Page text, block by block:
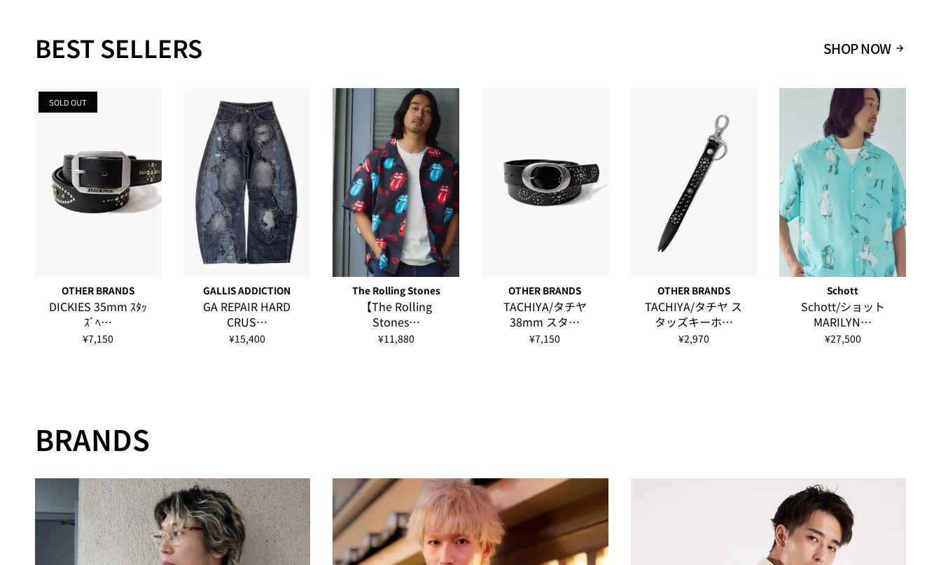
BEST SELLERS SHOP NOW
SOLD OUT
OTHER BRANDS
DICKIES 35mm ｽﾀｯ
ｽﾞﾍ…
¥7,150
GALLIS ADDICTION
GA REPAIR HARD
CRUS…
¥15,400
The Rolling Stones
【The Rolling
Stones…
¥11,880
OTHER BRANDS
TACHIYA/タチヤ
38mm スタ…
¥7,150
OTHER BRANDS
TACHIYA/タチヤ ス
タッズキーホ…
¥2,970
Schott
Schott/ショット
MARILYN…
¥27,500
BRANDS